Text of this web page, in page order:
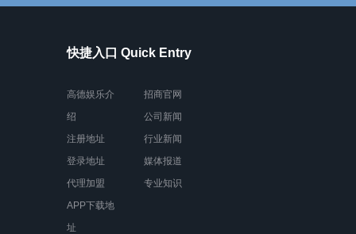
快捷入口 Quick Entry
高德娱乐介
绍
注册地址
登录地址
代理加盟
APP下载地
址
招商官网
公司新闻
行业新闻
媒体报道
专业知识